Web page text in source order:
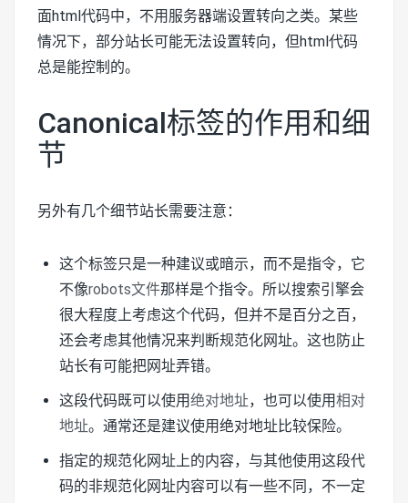
面html代码中，不用服务器端设置转向之类。某些
情况下，部分站长可能无法设置转向，但html代码
总是能控制的。
Canonical标签的作用和细
节
另外有几个细节站长需要注意：
这个标签只是一种建议或暗示，而不是指令，它
不像robots文件那样是个指令。所以搜索引擎会
很大程度上考虑这个代码，但并不是百分之百，
还会考虑其他情况来判断规范化网址。这也防止
站长有可能把网址弄错。
这段代码既可以使用绝对地址，也可以使用相对
地址。通常还是建议使用绝对地址比较保险。
指定的规范化网址上的内容，与其他使用这段代
码的非规范化网址内容可以有一些不同，不一定